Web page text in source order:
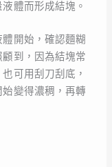
體而形成結塊。
開始，確認麵糊
到，因為結塊常
可用刮刀刮底，
變得濃稠，再轉